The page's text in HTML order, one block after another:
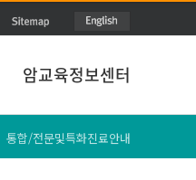
암교육정보센터
통합/전문및특화진료안내